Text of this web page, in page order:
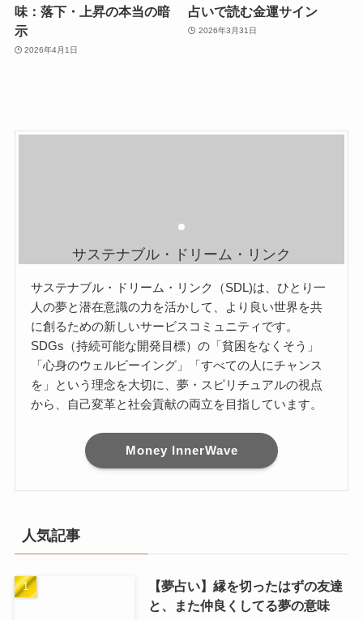
味：落下・上昇の本当の暗
示
2026年4月1日
占いで読む金運サイン
2026年3月31日
サステナブル・ドリーム・リンク
サステナブル・ドリーム・リンク（SDL)は、ひとり一
人の夢と潜在意識の力を活かして、より良い世界を共
に創るための新しいサービスコミュニティです。
SDGs（持続可能な開発目標）の「貧困をなくそう」
「心身のウェルビーイング」「すべての人にチャンス
を」という理念を大切に、夢・スピリチュアルの視点
から、自己変革と社会貢献の両立を目指しています。
Money InnerWave
人気記事
【夢占い】縁を切ったはずの友達
と、また仲良くしてる夢の意味